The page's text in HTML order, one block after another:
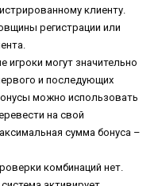
клиенту.
регистрации или
могут значительно
и последующих
можно использовать
на свой
сумма бонуса –
комбинаций нет.